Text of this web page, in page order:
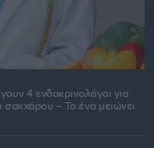
4 ενδοκρινολόγοι για
– Το ένα μειώνει